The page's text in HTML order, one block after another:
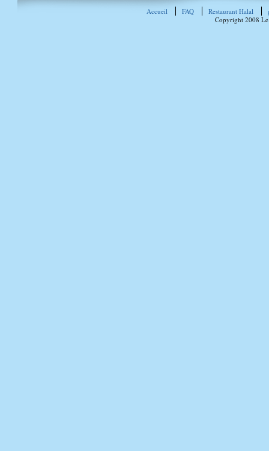
Accueil FAQ Restaurant Halal
Copyright 2008